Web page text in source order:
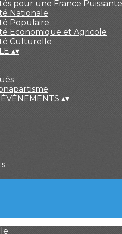
pour une France Puissante
Nationale
Populaire
Economique et Agricole
Culturelle
▴▾
▴▾